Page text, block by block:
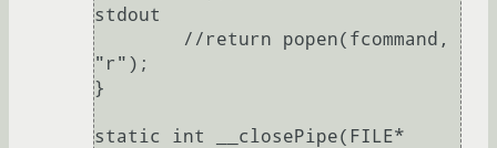
stdout
"r");
}
static int __closePipe(FILE*